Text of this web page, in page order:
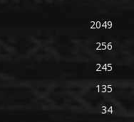
2049
256
245
135
34